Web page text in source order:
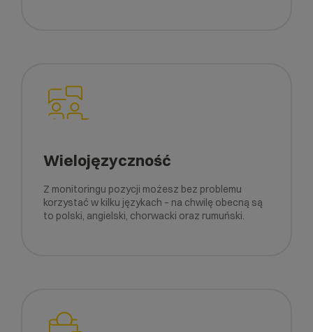
Wielojęzyczność
Z monitoringu pozycji możesz bez problemu
korzystać w kilku językach – na chwilę obecną są
to polski, angielski, chorwacki oraz rumuński.